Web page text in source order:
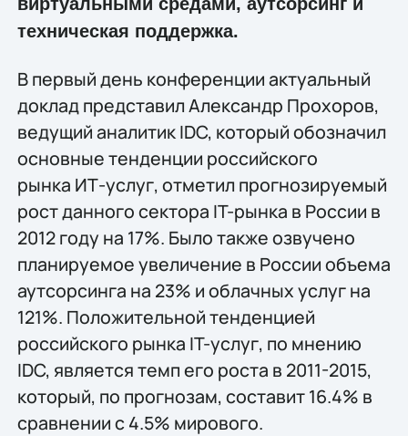
техническая поддержка.
В первый день конференции актуальный
доклад представил Александр Прохоров,
ведущий аналитик IDC, который обозначил
основные тенденции российского
рынка ИТ-услуг, отметил прогнозируемый
рост данного сектора IT-рынка в России в
2012 году на 17%. Было также озвучено
планируемое увеличение в России объема
аутсорсинга на 23% и облачных услуг на
121%. Положительной тенденцией
российского рынка IT-услуг, по мнению
IDC, является темп его роста в 2011-2015,
который, по прогнозам, составит 16.4% в
сравнении с 4.5% мирового.